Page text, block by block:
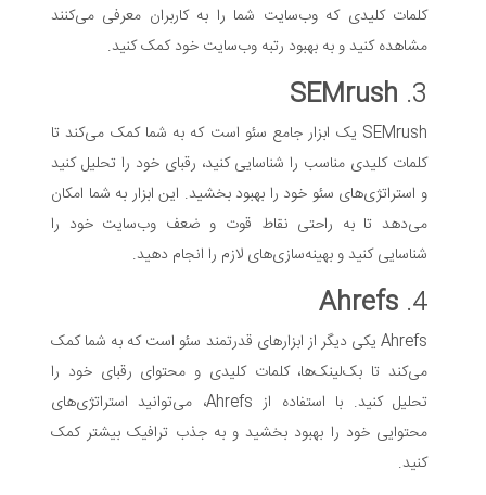
کلمات کلیدی که وب‌سایت شما را به کاربران معرفی می‌کنند
مشاهده کنید و به بهبود رتبه وب‌سایت خود کمک کنید.
SEMrush
SEMrush یک ابزار جامع سئو است که به شما کمک می‌کند تا
کلمات کلیدی مناسب را شناسایی کنید، رقبای خود را تحلیل کنید
و استراتژی‌های سئو خود را بهبود بخشید. این ابزار به شما امکان
می‌دهد تا به راحتی نقاط قوت و ضعف وب‌سایت خود را
شناسایی کنید و بهینه‌سازی‌های لازم را انجام دهید.
Ahrefs
Ahrefs یکی دیگر از ابزارهای قدرتمند سئو است که به شما کمک
می‌کند تا بک‌لینک‌ها، کلمات کلیدی و محتوای رقبای خود را
تحلیل کنید. با استفاده از Ahrefs، می‌توانید استراتژی‌های
محتوایی خود را بهبود بخشید و به جذب ترافیک بیشتر کمک
کنید.